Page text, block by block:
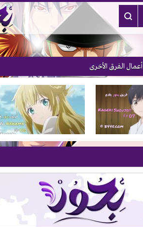
أعمال الفرق الأخرى